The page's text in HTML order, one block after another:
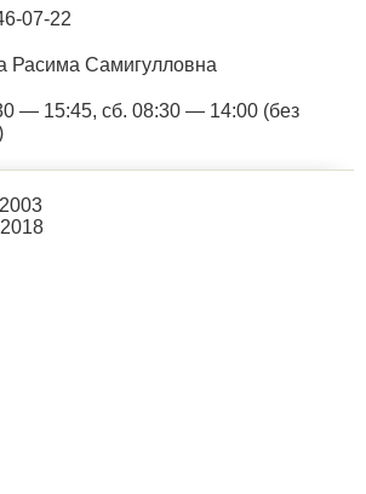
07-22
Расима Самигулловна
— 15:45, сб. 08:30 — 14:00 (без